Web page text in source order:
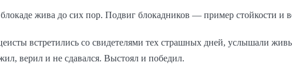
жива до сих пор. Подвиг блокадников — пример стойкости и
встретились со свидетелями тех страшных дней, услышали
верил и не сдавался. Выстоял и победил.